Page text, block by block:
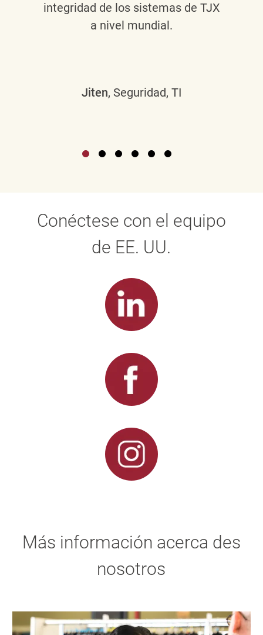
integridad de los sistemas de TJX
a nivel mundial.
Jiten, Seguridad, TI
Conéctese con el equipo
de EE. UU.
Más información acerca des
nosotros